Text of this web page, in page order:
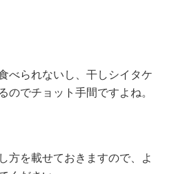
べられないし、干しシイタケ
のでチョット手間ですよね。
方を載せておきますので、
よ